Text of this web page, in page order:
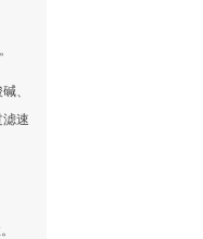
、
速